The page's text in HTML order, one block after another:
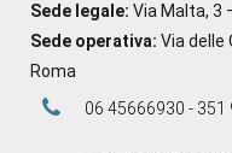
Sede legale: Via Malta, 3
Sede operativa: Via delle
Roma
06 45666930 - 351